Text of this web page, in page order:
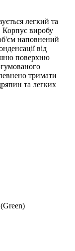
легкий та
Корпус виробу
наповнений
від
поверхню
тримати
та легких